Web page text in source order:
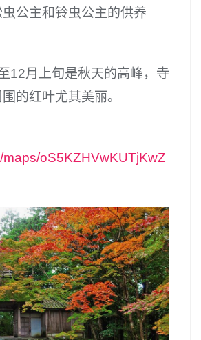
公主和铃虫公主的供养
12月上旬是秋天的高峰，寺
的红叶尤其美丽。
maps/oS5KZHVwKUTjKwZ